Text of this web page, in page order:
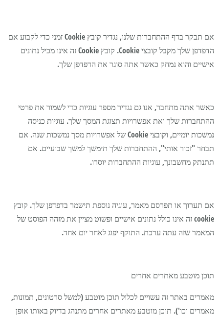
אם תבקר בדף ההתחברות שלנו, נגדיר קובץ Cookie זמני כדי לקבוע אם
הדפדפן שלך מקבל קובצי Cookie. קובץ Cookie זה אינו מכיל נתונים
אישיים והוא נמחק כאשר אתה סוגר את הדפדפן שלך.
כאשר אתה מתחבר, אנו גם נגדיר מספר עוגיות כדי לשמור את פרטי
ההתחברות שלך ואת אפשרויות תצוגת המסך שלך. עוגיות כניסה
נמשכות יומיים, וקובצי Cookie של אפשרויות מסך נמשכות שנה. אם
תבחר "זכור אותי", ההתחברות שלך תימשך למשך שבועיים. אם
תתנתק מחשבונך, עוגיות ההתחברות יוסרו.
אם תערוך או תפרסם מאמר, עוגיה נוספת תישמר בדפדפן שלך. קובץ
cookie זה אינו כולל נתונים אישיים ופשוט מציין את מזהה הפוסט של
המאמר שזה עתה ערכת. התוקף יפוג לאחר יום אחד.
תוכן מוטבע מאתרים אחרים
מאמרים באתר זה עשויים לכלול תוכן מוטבע (למשל סרטונים, תמונות,
מאמרים וכו'). תוכן מוטבע מאתרים אחרים מתנהג בדיוק באותו אופן